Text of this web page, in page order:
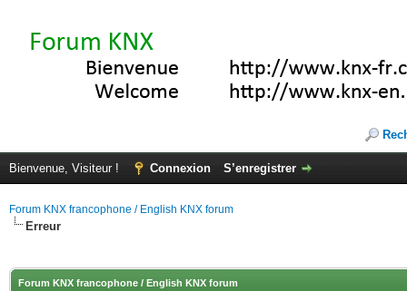
Bienvenue, Visiteur ! Connexion S’enregistrer
Forum KNX francophone / English KNX forum
Erreur
Forum KNX francophone / English KNX forum